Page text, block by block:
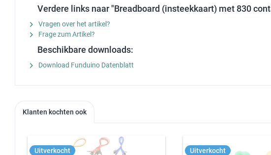
Verdere links naar "Breadboard (insteekkaart) met 830
Vragen over het artikel?
Frage zum Artikel?
Beschikbare downloads:
Download Funduino Datenblatt
Klanten kochten ook
Uitverkocht
Uitverkocht